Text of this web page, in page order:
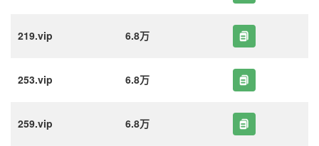
219.vip 6.8万
253.vip 6.8万
259.vip 6.8万